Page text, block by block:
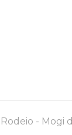
- Mogi